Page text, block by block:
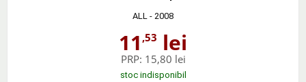
ALL - 2008
11 ,53 lei
PRP: 15,80 lei
stoc indisponibil